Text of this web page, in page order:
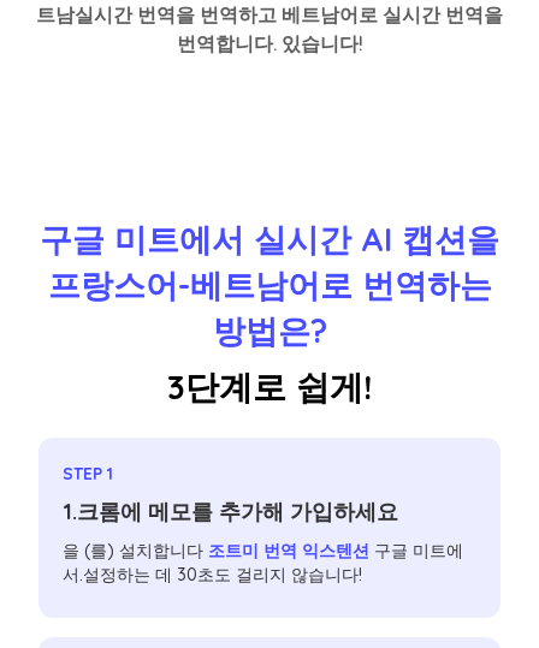
트남실시간 번역을 번역하고 베트남어로 실시간 번역을
번역합니다. 있습니다!
구글 미트에서 실시간 AI 캡션을
프랑스어-베트남어로 번역하는
방법은?
3단계로 쉽게!
STEP 1
1.크롬에 메모를 추가해 가입하세요
을 (를) 설치합니다 조트미 번역 익스텐션 구글 미트에
서.설정하는 데 30초도 걸리지 않습니다!